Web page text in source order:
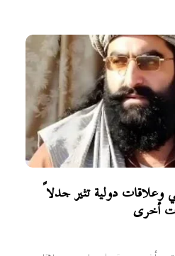
دولية تثير جدلاً
أخرى